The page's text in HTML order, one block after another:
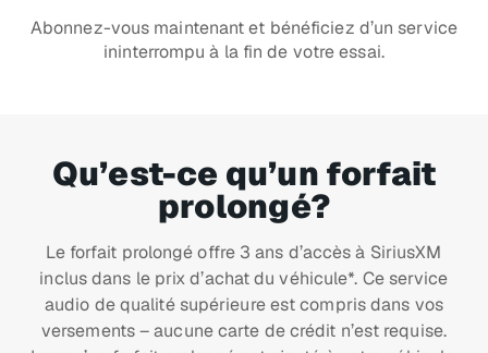
Abonnez-vous maintenant et bénéficiez d’un service
ininterrompu à la fin de votre essai.
Qu’est-ce qu’un forfait
prolongé?
Le forfait prolongé offre 3 ans d’accès à SiriusXM
inclus dans le prix d’achat du véhicule*. Ce service
audio de qualité supérieure est compris dans vos
versements – aucune carte de crédit n’est requise.